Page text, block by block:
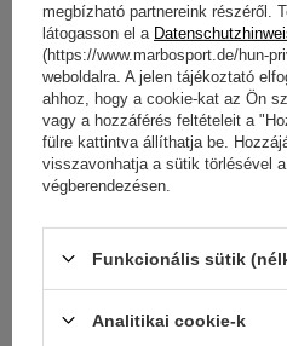
modelltől függően), és kényelmesen
szállítható.
A gyakorlat során megfelelő és
használjunk. Ez kényelmet
legfontosabb, biztonságot nyújt
attól, hogy fitneszt, jógát,
edzőszőnyegünk. Kínálatunkban
felhasználású szőnyegek
Gyalogszőnyegek -
klubban, edzőteremben
megbízható partnereink részéről.
látogasson el a
(https://www.marbosport.de/hun-
weboldalra. A jelen tájékoztató
ahhoz, hogy a cookie-kat az Ön
vagy a hozzáférés feltételeit a
fülre kattintva állíthatja be.
visszavonhatja a sütik törlésével
végberendezésen.
Funkcionális sütik
Analitikai cookie-k